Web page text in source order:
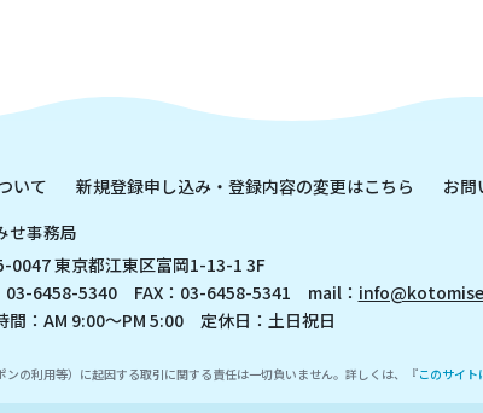
いて 新規登録申し込み・登録内容の変更はこちら お問
せ事務局
0047 東京都江東区富岡1-13-1 3F
03-6458-5340 FAX：03-6458-5341 mail：
間：AM 9:00～PM 5:00 定休日：土日祝日
の利用等）に起因する取引に関する責任は一切負いません。詳しくは、『このサイト